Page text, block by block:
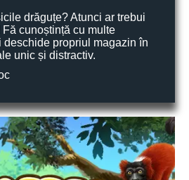
drăguțe? Atunci ar trebui
cunoștință cu multe
deschide propriul magazin în
unic și distractiv.